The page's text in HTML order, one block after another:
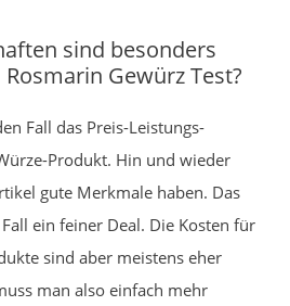
sind besonders
Gewürz Test?
Fall das Preis-Leistungs-
Produkt. Hin und wieder
gute Merkmale haben. Das
ein feiner Deal. Die Kosten für
sind aber meistens eher
man also einfach mehr